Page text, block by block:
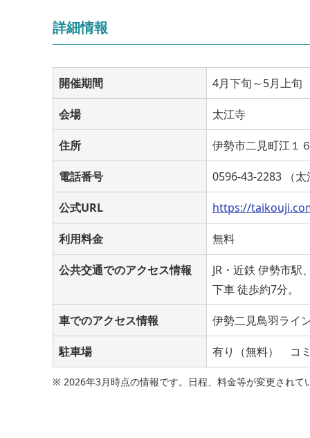
詳細情報
開催期間 4月下旬～5月上旬
会場 太江寺
住所 伊勢市二見町江１
電話番号 0596-43-2283 （太
公式URL https://
利用料金 無料
公共交通でのアクセス情報
JR・近鉄 伊勢市
下車 徒歩約7分。
車でのアクセス情報 伊勢二見鳥羽ライ
駐車場 有り（無料） コ
※ 2026年3月時点の情報です。日程、料金等が変更され